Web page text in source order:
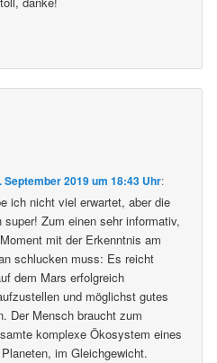
September 2019 um 18:43 Uhr:
ich nicht viel erwartet, aber die
super! Zum einen sehr informativ,
mit der Erkenntnis am
schlucken muss: Es reicht
dem Mars erfolgreich
und möglichst gutes
Der Mensch braucht zum
komplexe Ökosystem eines
im Gleichgewicht.